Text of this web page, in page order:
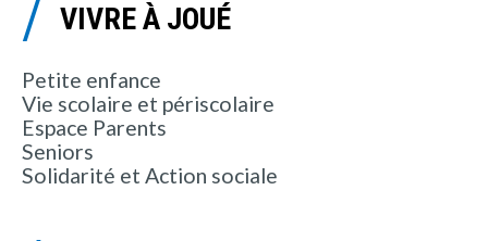
VIVRE À JOUÉ
Petite enfance
Vie scolaire et périscolaire
Espace Parents
Seniors
Solidarité et Action sociale